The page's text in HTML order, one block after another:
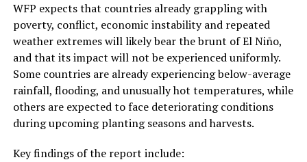
WFP expects that countries already grappling with
poverty, conflict, economic instability and repeated
weather extremes will likely bear the brunt of El Niño,
and that its impact will not be experienced uniformly.
Some countries are already experiencing below-average
rainfall, flooding, and unusually hot temperatures, while
others are expected to face deteriorating conditions
during upcoming planting seasons and harvests.
Key findings of the report include: